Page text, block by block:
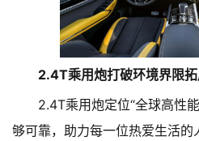
2.4T乘用炮打破环境界限
2.4T乘用炮定位“全球高性
够可靠，助力每一位热爱生活的